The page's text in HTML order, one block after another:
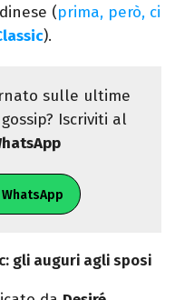
(prima, però, ci
).
sulle ultime
Iscriviti al
gli auguri agli sposi